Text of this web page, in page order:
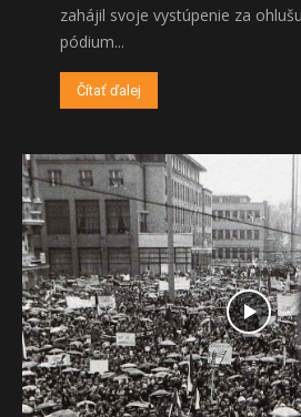
zahájil svoje vystúpenie za
pódium...
Čítať ďalej